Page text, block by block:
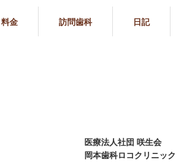
料金 訪問歯科 日記
医療法人社団 咲生会
岡本歯科ロコクリニック